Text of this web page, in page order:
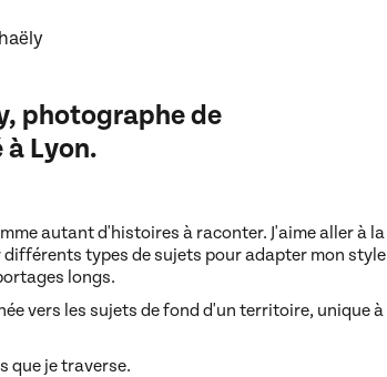
photographe de
à Lyon.
autant d'histoires à raconter. J'aime aller à la
types de sujets pour adapter mon style
longs.
vers les sujets de fond d'un territoire, unique à
que je traverse.